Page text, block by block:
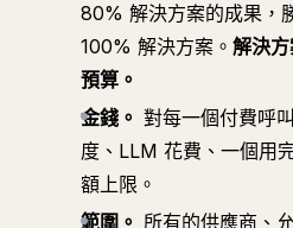
80% 解決方案的成果，
100% 解決方案。 解決
預算。
金錢。 對每一個付費呼
度、LLM 花費、一個用
額上限。
範圍。 所有的供應商、